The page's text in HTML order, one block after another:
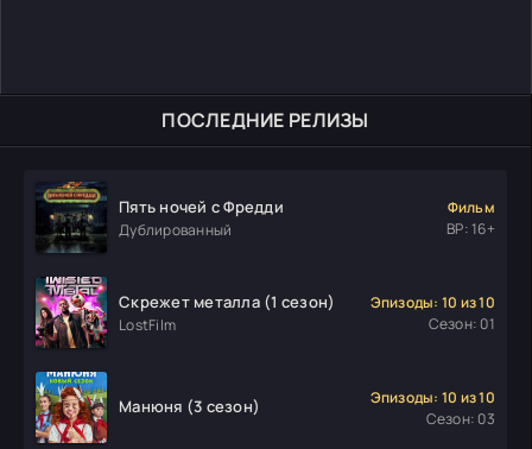
ПОСЛЕДНИЕ РЕЛИЗЫ
Пять ночей с Фредди
Дублированный
Фильм
ВР: 16+
Скрежет металла (1 сезон)
LostFilm
Эпизоды: 10 из 10
Сезон: 01
Манюня (3 сезон)
Эпизоды: 10 из 10
Сезон: 03